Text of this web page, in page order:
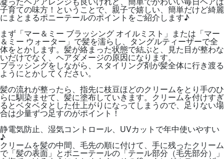
マー＆ミー公式Instagramアカウント「@ma_me_latte_official」とタングル
ティーザージャパンの公式Instagramアカウント「@tangle_teezer_japan」
をフォロー
ステップ②
マー＆ミーのキャンペーン投稿に「コメント」を投稿して応募完了！
コメントでは、「“親子のヘアスタイリング”にかける時間」を教えてくださ
い。
例）私：10分、子ども：15分
当選したら…
お手元に届いた賞品を撮影し、ご自身のInstagramにて投稿してください！
【抽選・当選通知・賞品発送】
ご応募締切後、厳正なる抽選のうえ、当選の方を決定いたします。（以下
「当選者」といいます。）
抽選の結果は、キャンペーン応募期間終了から14日程度で、当選者のみ
に、マー＆ミーラッテ公式アカウントからInstagramのダイレクトメッセー
ジ（以下「ＤＭ」といいます。）にてお知らせいたします。DMは、当選者
が応募時に登録いただいたInstagramのアカウント宛に送付させていただき
ます。
ＤＭでは、賞品の授受・発送に必要な情報を登録いただく方法をご案内さ
せていただきます。所定の期間内に必要な情報をご登録いただきますと、
当選確定となります。
当選者は日本国内に在住で、かつ連絡先（賞品送付先）住所・電話番号が
日本国内の方に限らせていただきます。
子育ての味方！ということで、親子で嬉しい、簡単だけど綺麗
にまとまるポニーテールのポイントをご紹介します♪
まず「マー＆ミー ブラッシング オイルミスト」または「マー
＆ミー ウォーター」で髪を濡らし、タングルティーザーで全
体をとかします。髪が絡まった状態で結ぶと、見た目が整わな
いだけでなく、ヘアダメージの原因になります。
ブラッシングをしながら、スタイリング剤が髪全体に行き渡る
ようにとかしてください。
髪の流れが整ったら、指先に枝豆ほどのクリームをとり手のひ
らに馴染ませて、髪に塗布していきます。クリームを付けすぎ
るとベタベタとした仕上がりになってしまうので、足りない場
合は少量ずつ足すのがポイント！
静電気防止、湿気コントロール、UVカットで年中使いやすい
♪
クリームを髪の中間、毛先の順に付けて、手に残ったクリーム
で「髪の表面」とポニーテールの「テール部分（毛先部分）」